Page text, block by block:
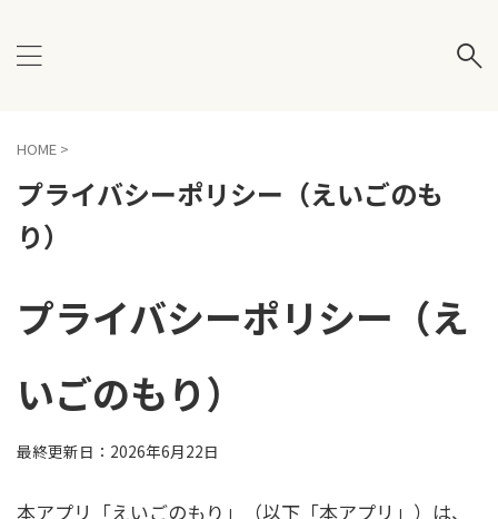
HOME >
プライバシーポリシー（えいごのも
り）
プライバシーポリシー（え
いごのもり）
最終更新日：2026年6月22日
本アプリ「えいごのもり」（以下「本アプリ」）は、